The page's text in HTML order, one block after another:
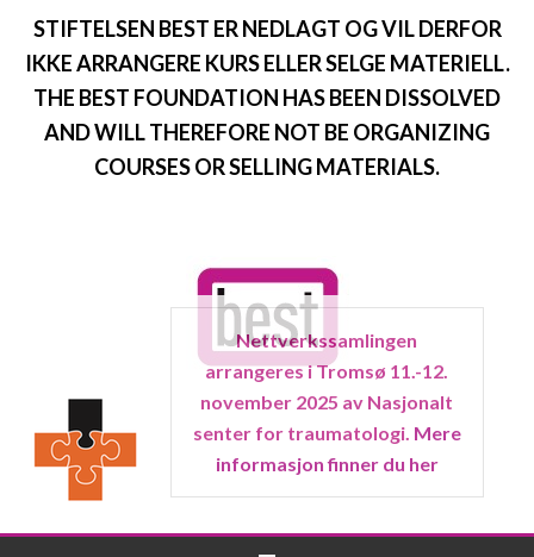
STIFTELSEN BEST ER NEDLAGT OG VIL DERFOR
IKKE ARRANGERE KURS ELLER SELGE MATERIELL.
THE BEST FOUNDATION HAS BEEN DISSOLVED
AND WILL THEREFORE NOT BE ORGANIZING
COURSES OR SELLING MATERIALS.
Nettverkssamlingen
arrangeres i Tromsø 11.-12.
november 2025 av Nasjonalt
senter for traumatologi. Mere
informasjon finner du her